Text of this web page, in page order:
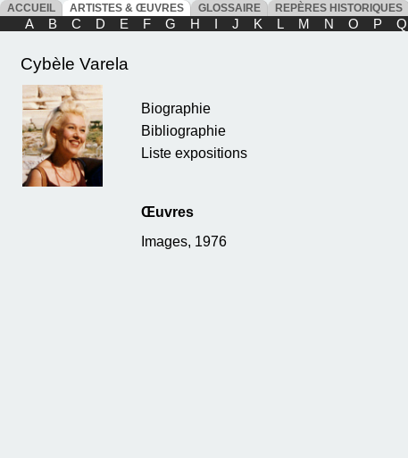
ACCUEIL ARTISTES & ŒUVRES GLOSSAIRE REPÈRES HISTORIQUES
A
B C D E F G H I J K L M N O P Q